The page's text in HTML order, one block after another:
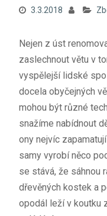
3.3.2018
Nejen z úst
zaslechnout větu v
vyspělejší lidské
docela obyčejných
mohou být různé
snažíme nabídnout
ony nejvíc
samy vyrobí něco
se stává, že sáhnou
dřevěných kostek a
opodál leží v koutku